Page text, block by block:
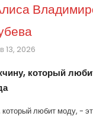
13, 2026
который
любит моду, -